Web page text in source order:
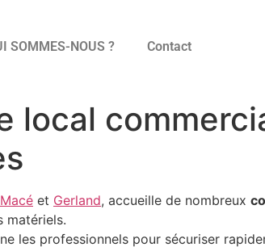
SOMMES-NOUS ? Contact
local
et Gerland, accueille de nombreux
matériels.
les professionnels pour sécuriser